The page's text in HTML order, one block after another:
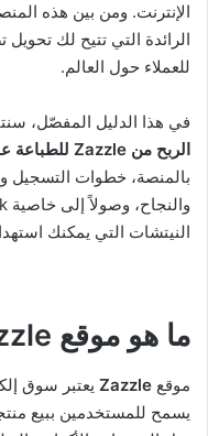
الإنترنت. ومن بين هذه
الرائدة التي تتيح لك
للعملاء حول العالم.
في هذا الدليل المفصّل،
الربح من Zazzle للطباعة عند الطلب (POD)
بالمنصة، خطوات التسجيل
النيتشات التي يمكنك
ما هو موقع Zazzle؟
موقع Zazzle
يسمح للمستخدمين ببيع